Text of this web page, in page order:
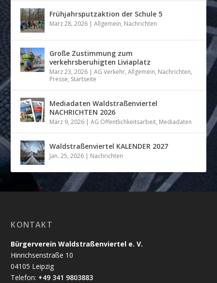
Frühjahrsputzaktion der Schule 5
März 28, 2026 |Allgemein, Nachrichten
Große Zustimmung zum
verkehrsberuhigten Liviaplatz
März 23, 2026 |AG Verkehr,Allgemein, Nachrichten,
Presse, Startseite
Mediadaten Waldstraßenviertel
NACHRICHTEN 2026
März 9, 2026 |AG Öffentlichkeitsarbeit, Mediadaten
Waldstraßenviertel KALENDER 2027
Jan. 25, 2026 | Nachrichten
KONTAKT
Bürgerverein Waldstraßenviertel e. V.
Hinrichsenstraße 10
04105 Leipzig
Telefon: +49 341 9803883